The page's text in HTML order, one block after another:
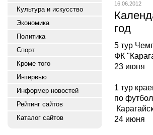
Культура и искусство
Экономика
Политика
Спорт
Кроме того
Интервью
Информер новостей
Рейтинг сайтов
Каталог сайтов
16.06.2012
год
5 тур
ФК
23 июня
1 тур
по
24 июня